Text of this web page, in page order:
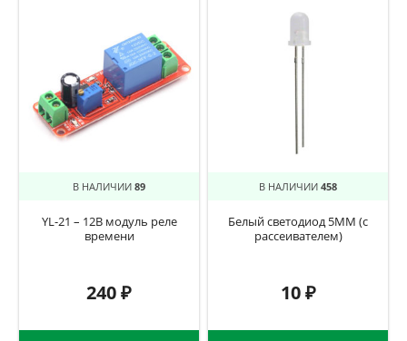
В НАЛИЧИИ 89
YL-21 – 12В модуль реле
времени
240₽
В НАЛИЧИИ 458
Белый светодиод 5ММ (с
рассеивателем)
10₽